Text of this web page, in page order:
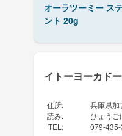
オーラツーミー ス
ント 20g
イトーヨーカド
住所:
兵庫県加
読み:
ひょうご
TEL : 079-435-